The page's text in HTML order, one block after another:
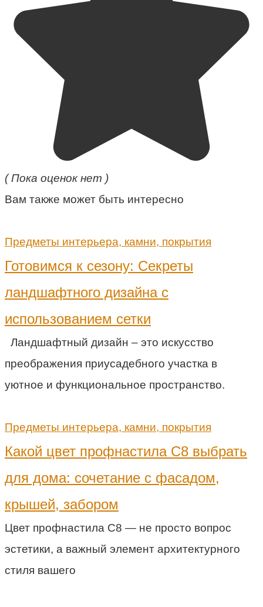
( Пока оценок нет )
Вам также может быть интересно
Предметы интерьера, камни, покрытия
Готовимся к сезону: Секреты
ландшафтного дизайна с
использованием сетки
Ландшафтный дизайн – это искусство
преображения приусадебного участка в
уютное и функциональное пространство.
Предметы интерьера, камни, покрытия
Какой цвет профнастила С8 выбрать
для дома: сочетание с фасадом,
крышей, забором
Цвет профнастила С8 — не просто вопрос
эстетики, а важный элемент архитектурного
стиля вашего